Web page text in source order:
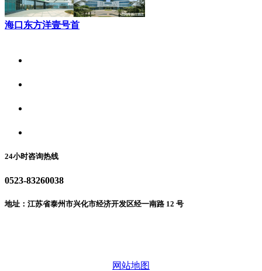
海口东方洋壹号首
24小时咨询热线
0523-83260038
地址：江苏省泰州市兴化市经济开发区经一南路 12 号
网站地图